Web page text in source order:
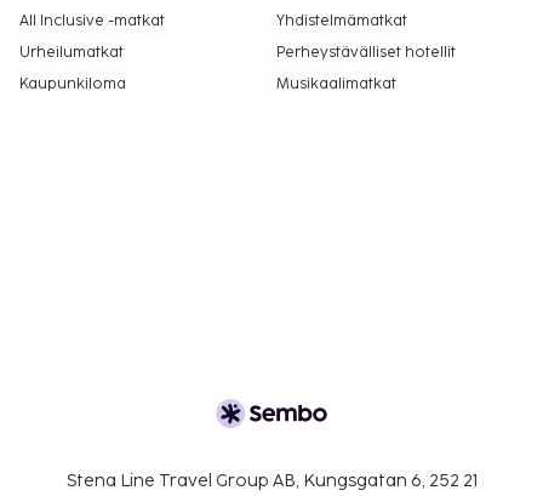
All Inclusive -matkat
Yhdistelmämatkat
Urheilumatkat
Perheystävälliset hotellit
Kaupunkiloma
Musikaalimatkat
Stena Line Travel Group AB, Kungsgatan 6, 252 21